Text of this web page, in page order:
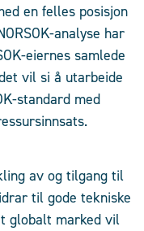
en felles posisjon
analyse har
eiernes samlede
vil si å utarbeide
standard med
av og tilgang til
til gode tekniske
globalt marked vil